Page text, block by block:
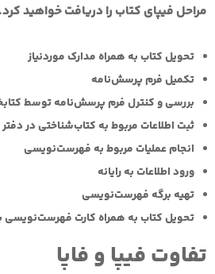
مراحل فیپای کتاب را دریافت خواهید کرد.
تحویل کتاب به همراه مدارک موردنیاز
تکمیل فرم پرسش‌نامه
بررسی و کنترل فرم پرسش‌نامه توسط
ثبت اطلاعات مربوط به کتاب‌شناختی در
انجام عملیات مربوط به فهرست‌نویسی
ورود اطلاعات به رایانه
تهیه برگه فهرست‌نویسی
تحویل کتاب به همراه کارت فهرست‌نویسی
تفاوت فیپا و فاپا